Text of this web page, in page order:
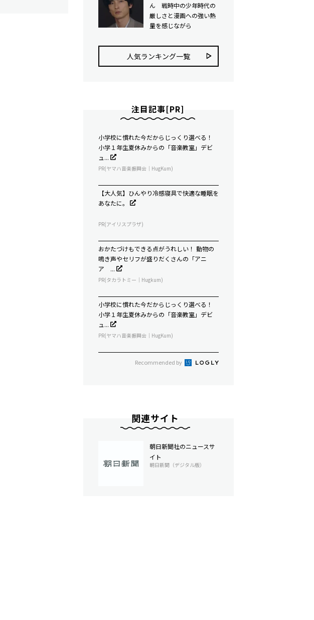
ん 戦時中の少年時代の
厳しさと漫画への強い熱
量を感じながら
人気ランキング⼀覧
注目記事[PR]
小学校に慣れた今だからじっくり選べる！
小学１年生夏休みからの「音楽教室」デビ
ュ...
PR(ヤマハ音楽振興会｜HugKum)
【大人気】ひんやり冷感寝具で快適な睡眠を
あなたに。
PR(アイリスプラザ)
おかたづけもできる点がうれしい！ 動物の
鳴き声やセリフが盛りだくさんの「アニ
ア ...
PR(タカラトミー｜Hugkum)
小学校に慣れた今だからじっくり選べる！
小学１年生夏休みからの「音楽教室」デビ
ュ...
PR(ヤマハ音楽振興会｜HugKum)
Recommended by
関連サイト
朝日新聞社のニュースサ
イト
朝日新聞（デジタル版）